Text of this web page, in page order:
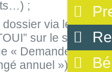
;
via le
sur le site
« Demander
annuel ») ;